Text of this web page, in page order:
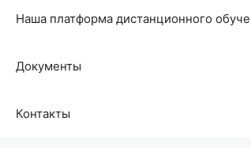
Наша платформа дистанционного
Документы
Контакты